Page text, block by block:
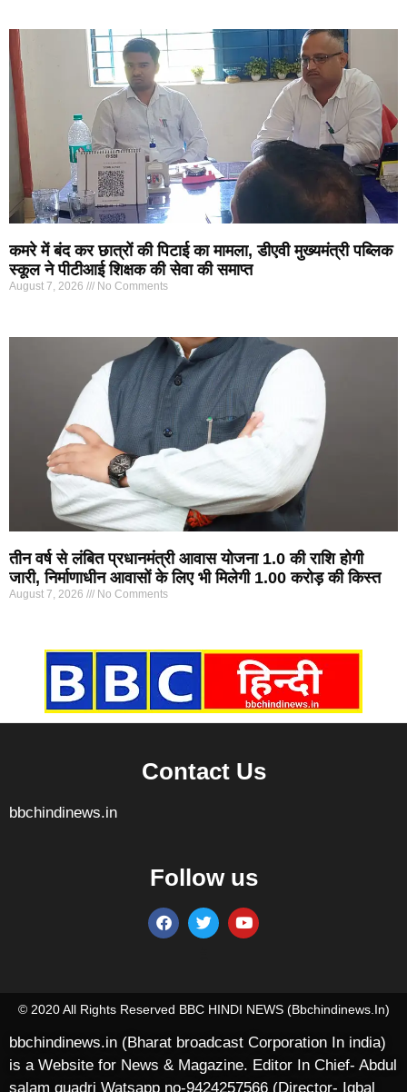
कमरे में बंद कर छात्रों की पिटाई का मामला, डीएवी मुख्यमंत्री पब्लिक
स्कूल ने पीटीआई शिक्षक की सेवा की समाप्त
August 7, 2026 No Comments
तीन वर्ष से लंबित प्रधानमंत्री आवास योजना 1.0 की राशि होगी
जारी, निर्माणाधीन आवासों के लिए भी मिलेगी 1.00 करोड़ की किस्त
August 7, 2026 No Comments
Contact Us
bbchindinews.in
Follow us
© 2020 All Rights Reserved BBC HINDI NEWS (bbchindinews.in)
bbchindinews.in (Bharat broadcast Corporation In india)
is a Website for News & Magazine. Editor In Chief- Abdul
salam quadri Watsapp no-9424257566 (Director- Iqbal